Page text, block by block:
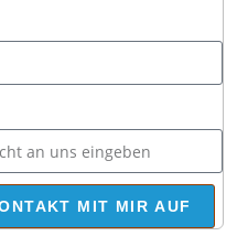
MIT MIR AUF